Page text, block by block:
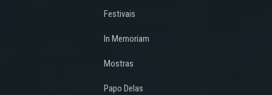
Festivais
In Memoriam
Mostras
Papo Delas